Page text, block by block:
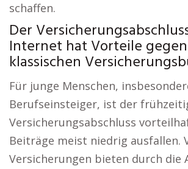
schaffen.
Der
Internet hat Vorteile
klassischen
Für junge Menschen,
Berufseinsteiger, ist der
Versicherungsabschluss
Beiträge meist niedrig ausfallen.
Versicherungen bieten durch die